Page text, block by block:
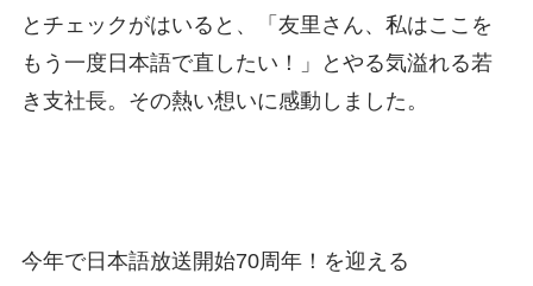
とチェックがはいると、「 友里さん、私はここを
もう一度日本語で直したい！」とやる気溢れる若
き支社長。その熱い想いに感動しました。
今年で日本語放送開始70周年！を迎える